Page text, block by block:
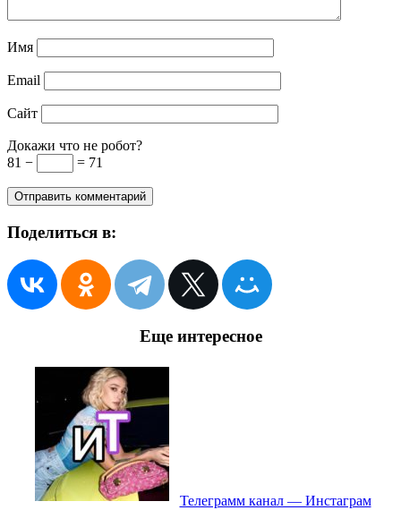
Имя
Email
Сайт
Докажи что не робот?
81 −
= 71
Поделиться в:
Еще интересное
Телеграмм канал — Инстаграм